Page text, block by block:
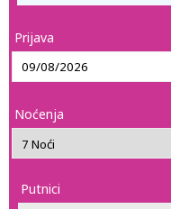
Prijava
Noćenja
Putnici